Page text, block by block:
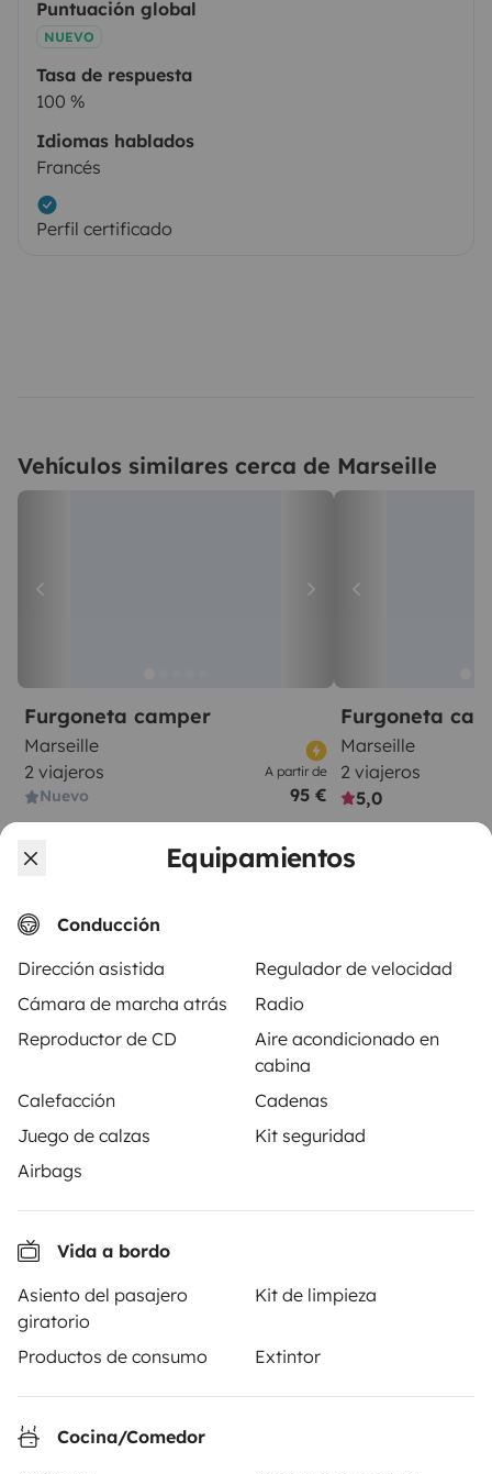
Equipamientos
Conducción
Dirección asistida
Regulador de velocidad
Cámara de marcha atrás
Radio
Reproductor de CD
Aire acondicionado en
cabina
Calefacción
Cadenas
Juego de calzas
Kit seguridad
Airbags
Vida a bordo
Asiento del pasajero
giratorio
Kit de limpieza
Productos de consumo Extintor
Cocina/Comedor
Puntuación global
NUEVO
Tasa de respuesta
100 %
Idiomas hablados
Francés
Perfil certificado
Vehículos similares cerca de Marseille
Furgoneta camper
Marseille
2 viajeros
Nuevo
A partir de
95 €
Furgoneta
Marseille
2 viajeros
5,0
A partir de
Reservar
Yescapa es una plataforma que facilita y asegura el
alquiler de autocaravanas y furgonetas campers entre
particulares. La plataforma tiene el papel de
intermediario de confianza y propone una solución
llave en mano para unas vacaciones en total libertad y
seguridad.
3.84/5 sobre 1170 opiniones de usuarios en Trusted
Shops
Instagram
X